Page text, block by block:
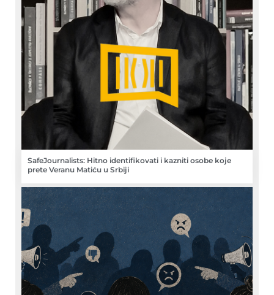
SafeJournalists: Hitno identifikovati i kazniti osobe koje
prete Veranu Matiću u Srbiji